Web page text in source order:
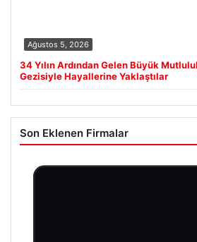
Ağustos 5, 2026
34 Yılın Ardından Gelen Büyük
Gezisiyle Hayallerine Yaklaştılar
Son Eklenen Firmalar